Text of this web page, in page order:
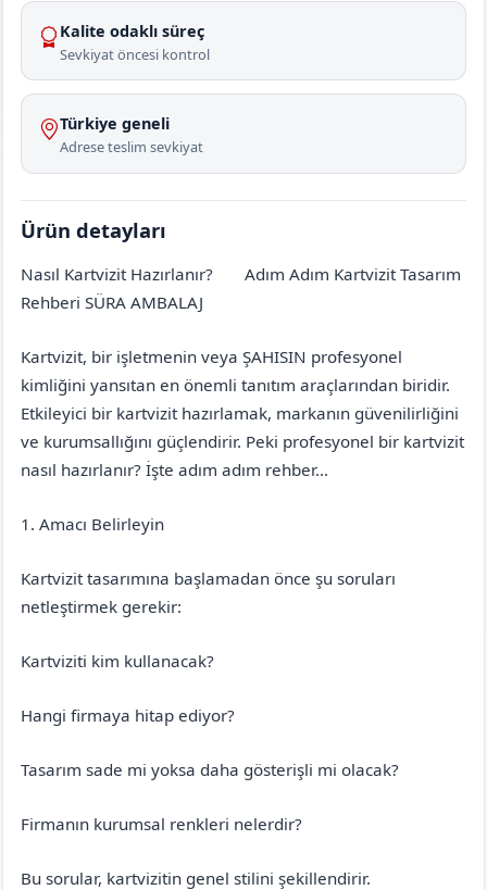
Kalite odaklı süreç
Sevkiyat öncesi kontrol
Türkiye geneli
Adrese teslim sevkiyat
Ürün detayları
Nasıl Kartvizit Hazırlanır?
Adım Adım Kartvizit Tasarım
Rehberi SÜRA AMBALAJ
Kartvizit, bir işletmenin veya ŞAHISIN profesyonel
kimliğini yansıtan en önemli tanıtım araçlarından biridir.
Etkileyici bir kartvizit hazırlamak, markanın güvenilirliğini
ve kurumsallığını güçlendirir. Peki profesyonel bir kartvizit
nasıl hazırlanır? İşte adım adım rehber…
1. Amacı Belirleyin
Kartvizit tasarımına başlamadan önce şu soruları
netleştirmek gerekir:
Kartviziti kim kullanacak?
Hangi firmaya hitap ediyor?
Tasarım sade mi yoksa daha gösterişli mi olacak?
Firmanın kurumsal renkleri nelerdir?
Bu sorular, kartvizitin genel stilini şekillendirir.